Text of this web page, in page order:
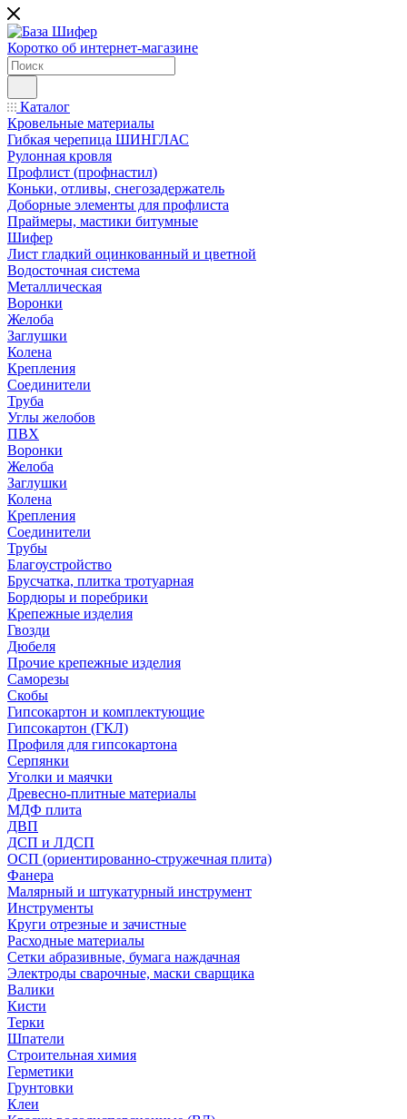
Коротко об интернет-магазине
Каталог
Кровельные материалы
Гибкая черепица ШИНГЛАС
Рулонная кровля
Профлист (профнастил)
Коньки, отливы, снегозадержатель
Доборные элементы для профлиста
Праймеры, мастики битумные
Шифер
Лист гладкий оцинкованный и цветной
Водосточная система
Металлическая
Воронки
Желоба
Заглушки
Колена
Крепления
Соединители
Труба
Углы желобов
ПВХ
Воронки
Желоба
Заглушки
Колена
Крепления
Соединители
Трубы
Благоустройство
Брусчатка, плитка тротуарная
Бордюры и поребрики
Крепежные изделия
Гвозди
Дюбеля
Прочие крепежные изделия
Саморезы
Скобы
Гипсокартон и комплектующие
Гипсокартон (ГКЛ)
Профиля для гипсокартона
Серпянки
Уголки и маячки
Древесно-плитные материалы
МДФ плита
ДВП
ДСП и ЛДСП
ОСП (ориентированно-стружечная плита)
Фанера
Малярный и штукатурный инструмент
Инструменты
Круги отрезные и зачистные
Расходные материалы
Сетки абразивные, бумага наждачная
Электроды сварочные, маски сварщика
Валики
Кисти
Терки
Шпатели
Строительная химия
Герметики
Грунтовки
Клеи